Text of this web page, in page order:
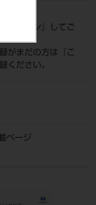
ログイン
』してご
がまだの方は『
こ
ください。
ページ